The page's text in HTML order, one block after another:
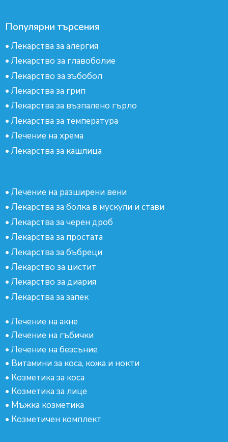
Популярни търсения
• Лекарства за алергия
• Лекарство за главоболие
• Лекарство за зъбобол
• Лекарства за грип
• Лекарства за възпалено гърло
• Лекарства за температура
• Лечение на хрема
• Лекарства за кашлица
• Лечение на разширени вени
• Лекарства за болка в мускули и стави
• Лекарства за черен дроб
• Лекарства за простата
• Лекарства за бъбреци
• Лекарство за цистит
• Лекарство за диария
• Лекарства за запек
• Лечение на акне
• Лечение на гъбички
• Лечение на безсъние
• Витамини за коса, кожа и нокти
• Козметика за коса
• Козметика за лице
• Мъжка козметика
• Козметичен комплект